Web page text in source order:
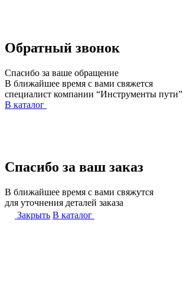
Обратный звонок
Спасибо за ваше обращение
В ближайшее время с вами свяжется
специалист компании “Инструменты пути”
В каталог
Спасибо за ваш заказ
В ближайшее время с вами свяжутся
для уточнения деталей заказа
Закрыть В каталог